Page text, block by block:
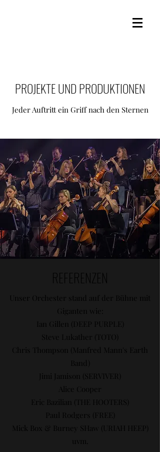
PROJEKTE UND PRODUKTIONEN
Jeder Auftritt ein Griff nach den Sternen
REFERENZEN
Unser Orchester stand auf der Bühne mit
Giganten wie:
Ian Gillen (DEEP PURPLE)
Steve Lukather (TOTO)
Chris Thompson (Manfred Mann's Earth
Band)
Jimi Jamison (SERVIVER)
Alice Cooper
Eric Bazilian (THE HOOTERS)
Paul Rodgers (FREE)
Mick Box & Burney SHaw (URIAH HEEP)
uvm.